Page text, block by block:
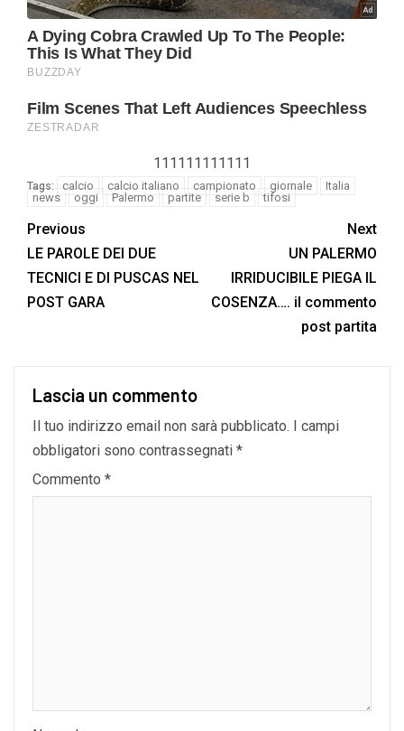
111111111111
Tags: calcio calcio italiano campionato giornale
Italia
news
oggi Palermo partite serie b tifosi
Previous
LE PAROLE DEI DUE
TECNICI E DI PUSCAS NEL
POST GARA
Next
UN PALERMO
IRRIDUCIBILE PIEGA IL
COSENZA…. il commento
post partita
Lascia un commento
Il tuo indirizzo email non sarà pubblicato. I campi
obbligatori sono contrassegnati *
Commento *